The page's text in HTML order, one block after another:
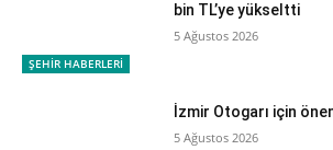
ŞEHİR HABERLERİ
bin TL’ye yükseltti
5 Ağustos 2026
İzmir Otogarı için
5 Ağustos 2026